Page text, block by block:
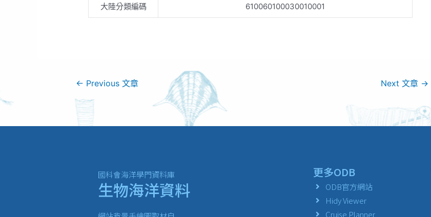
大陸分類編碼 610060100030010001
← Previous 文章 Next 文章 →
國科會海洋學門資料庫
生物海洋資料
更多ODB
ODB官方網站
Hidy Viewer
Cruise Planner